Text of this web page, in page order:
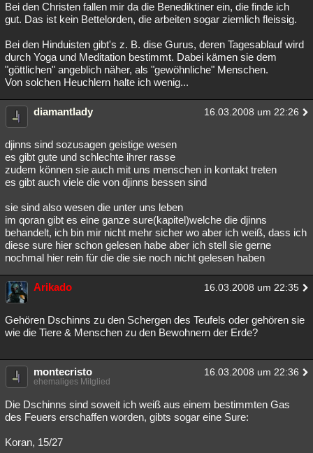
Bei den Christen fallen mir da die Benediktiner ein, die finde ich
gut. Das ist kein Bettelorden, die arbeiten sogar ziemlich fleissig.
Bei den Hinduisten gibt's z. B. dise Gurus, deren Tagesablauf wird
durch Yoga und Meditation bestimmt. Dabei kämen sie dem
"göttlichen" angeblich näher, als "gewöhnliche" Menschen.
Von solchen Heuchlern halte ich wenig...
diamantlady 16.03.2008 um 22:26
djinns sind sozusagen geistige wesen
es gibt gute und schlechte ihrer rasse
zudem können sie auch mit uns menschen in kontakt treten
es gibt auch viele die von djinns bessen sind
sie sind also wesen die unter uns leben
im qoran gibt es eine ganze sure(kapitel)welche die djinns
behandelt, ich bin mir nicht mehr sicher wo aber ich weiß, dass ich
diese sure hier schon gelesen habe aber ich stell sie gerne
nochmal hier rein für die die sie noch nicht gelesen haben
Arikado 16.03.2008 um 22:35
Gehören Dschinns zu den Schergen des Teufels oder gehören sie
wie die Tiere & Menschen zu den Bewohnern der Erde?
montecristo 16.03.2008 um 22:36
ehemaliges Mitglied
Die Dschinns sind soweit ich weiß aus einem bestimmten Gas
des Feuers erschaffen worden, gibts sogar eine Sure:
Koran, 15/27